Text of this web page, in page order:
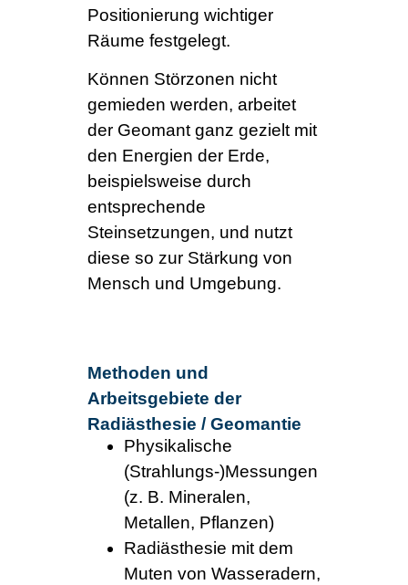
Positionierung wichtiger
Räume festgelegt.
Können Störzonen nicht
gemieden werden, arbeitet
der Geomant ganz gezielt mit
den Energien der Erde,
beispielsweise durch
entsprechende
Steinsetzungen, und nutzt
diese so zur Stärkung von
Mensch und Umgebung.
Methoden und
Arbeitsgebiete der
Radiästhesie / Geomantie
Physikalische
(Strahlungs-)Messungen
(z. B. Mineralen,
Metallen, Pflanzen)
Radiästhesie mit dem
Muten von Wasseradern,